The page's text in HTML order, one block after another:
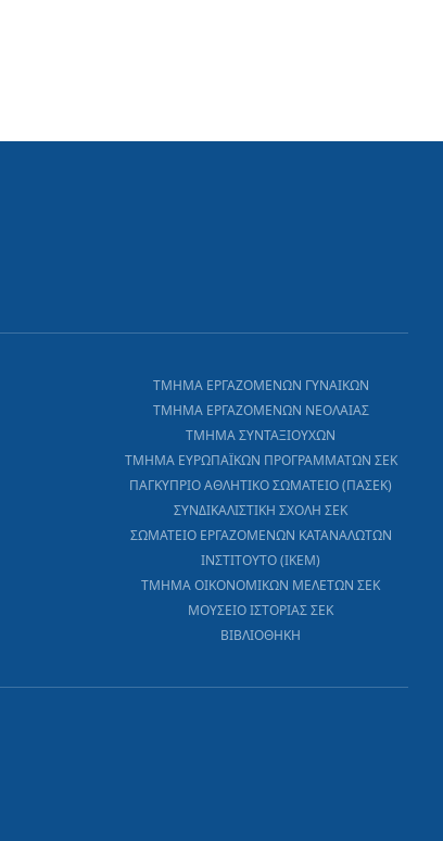
ΤΜΗΜΑ ΕΡΓΑΖΟΜΕΝΩΝ ΓΥΝΑΙΚΩΝ
ΤΜΗΜΑ ΕΡΓΑΖΟΜΕΝΩΝ ΝΕΟΛΑΙΑΣ
ΤΜΗΜΑ ΣΥΝΤΑΞΙΟΥΧΩΝ
ΤΜΗΜΑ ΕΥΡΩΠΑΪΚΩΝ ΠΡΟΓΡΑΜΜΑΤΩΝ ΣΕΚ
ΠΑΓΚΥΠΡΙΟ ΑΘΛΗΤΙΚΟ ΣΩΜΑΤΕΙΟ (ΠΑΣΕΚ)
ΣΥΝΔΙΚΑΛΙΣΤΙΚΗ ΣΧΟΛΗ ΣΕΚ
ΣΩΜΑΤΕΙΟ ΕΡΓΑΖΟΜΕΝΩΝ ΚΑΤΑΝΑΛΩΤΩΝ
ΙΝΣΤΙΤΟΥΤΟ (ΙΚΕΜ)
ΤΜΗΜΑ ΟΙΚΟΝΟΜΙΚΩΝ ΜΕΛΕΤΩΝ ΣΕΚ
ΜΟΥΣΕΙΟ ΙΣΤΟΡΙΑΣ ΣΕΚ
ΒΙΒΛΙΟΘΗΚΗ